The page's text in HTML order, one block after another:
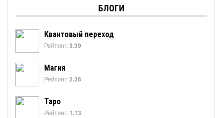
БЛОГИ
Квантовый переход
Рейтинг:3.39
Магия
Рейтинг:2.26
Таро
Рейтинг: 1.13